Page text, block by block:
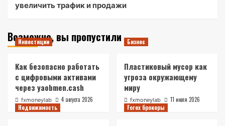
увеличить трафик и продажи
Возможно, вы пропустили
Инвестиции
Как безопасно работать
с цифровыми активами
через yaobmen.cash
fxmoneylab 4 августа 2026
Бизнес
Пластиковый мусор как
угроза окружающему
миру
fxmoneylab
11 июля 2026
Недвижимость
Forex брокеры